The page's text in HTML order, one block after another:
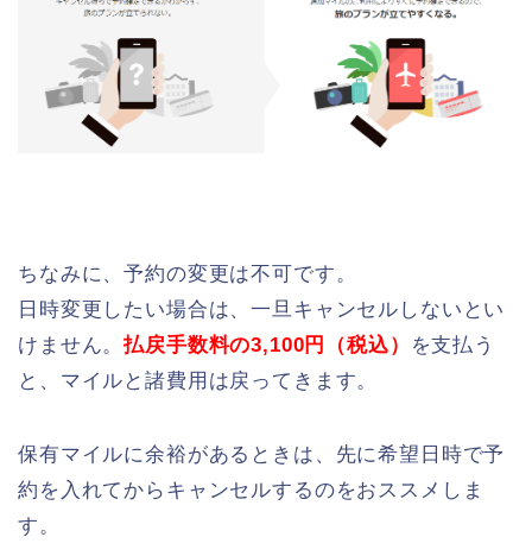
ちなみに、予約の変更は不可です。
日時変更したい場合は、一旦キャンセルしないとい
けません。払戻手数料の3,100円（税込）
を支払う
と、マイルと諸費用は戻ってきます。
保有マイルに余裕があるときは、先に希望日時で予
約を入れてからキャンセルするのをおススメしま
す。